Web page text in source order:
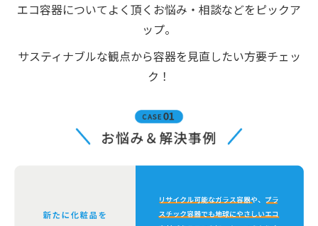
エコ容器についてよく頂くお悩み・相談などをピックア
ップ。
サスティナブルな観点から容器を見直したい方要チェッ
ク！